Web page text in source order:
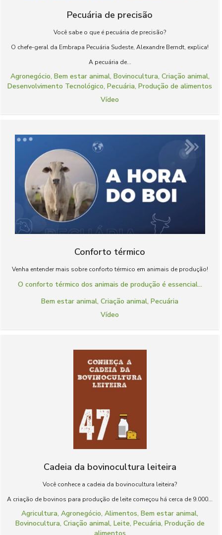
Pecuária de precisão
Você sabe o que é pecuária de precisão?
O chefe-geral da Embrapa Pecuária Sudeste, Alexandre Berndt, explica!
A pecuária de...
Agronegócio, Bem estar animal, Bovinocultura, Criação animal,
Desenvolvimento Tecnológico, Pecuária, Produção de alimentos
Vídeo
Conforto térmico
Venha entender mais sobre conforto térmico em animais de produção!
O conforto térmico dos animais de produção é essencial...
Bem estar animal, Criação animal, Pecuária
Vídeo
Cadeia da bovinocultura leiteira
Você conhece a cadeia da bovinocultura leiteira?
A criação de bovinos para produção de leite começou há cerca de 9.000...
Agricultura, Agronegócio, Alimentos, Bem estar animal,
Bovinocultura, Criação animal, Leite, Pecuária, Produção de